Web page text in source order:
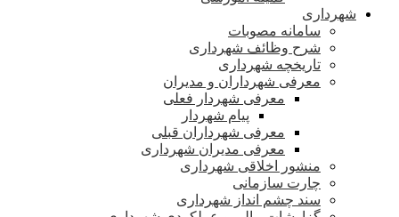
شهرداری
سامانه مصوبات
شرح وظائف شهرداری
تاریخچه شهرداری
معرفی شهرداران و مدیران
معرفی شهردار فعلی
پیام شهردار
معرفی شهرداران قبلی
معرفی مدیران شهرداری
منشور اخلاقی شهرداری
چارت سازمانی
سند چشم انداز شهرداری